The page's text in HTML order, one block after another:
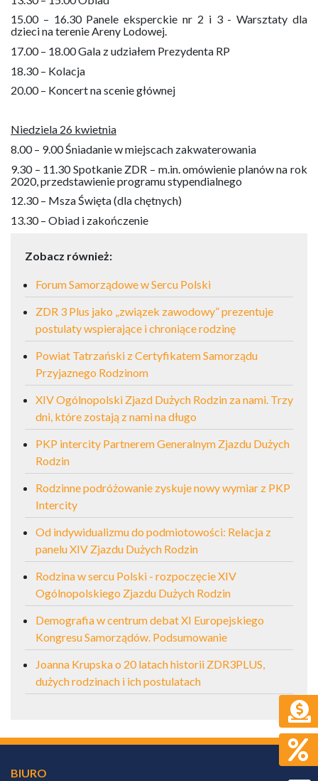
15.00 – 16.30 Panele eksperckie nr 2 i 3 - Warsztaty dla
dzieci na terenie Areny Lodowej.
17.00 – 18.00 Gala z udziałem Prezydenta RP
18.30 – Kolacja
20.00 – Koncert na scenie głównej
Niedziela 26 kwietnia
8.00 – 9.00 Śniadanie w miejscach zakwaterowania
9.30 – 11.30 Spotkanie ZDR – m.in. omówienie planów na rok
2020, przedstawienie programu stypendialnego
12.30 – Msza Święta (dla chętnych)
13.30 – Obiad i zakończenie
Zobacz również:
Forum Samorządowe w Sercu Polski
ZDR 3 Plus jako „związek zawodowy” prezentuje
postulaty wspierające i chroniące rodzinę
Powiat Tatrzański z Certyfikatem Samorządu
Przyjaznego Rodzinom
XIV Ogólnopolski Zjazd Dużych Rodzin za nami. Trzy
dni, które zostają z nami na długo
PKP intercity Partnerem Generalnym Zjazdu Dużych
Rodzin
Rodzinne podróżowanie zyskuje nowy wymiar z PKP
Intercity
Od indywidualizmu do podmiotowości: Relacja z
panelu XIV Zjazdu Dużych Rodzin
Rodzina w sercu Polski - rozpoczęcie XIV
Ogólnopolskiego Zjazdu Dużych Rodzin
Demografia w centrum debat XI Europejskiego
Kongresu Samorządów. Podsumowanie
Joanna Krupska o 20 latach historii ZDR3PLUS,
dużych rodzinach i ich postulatach
BIURO